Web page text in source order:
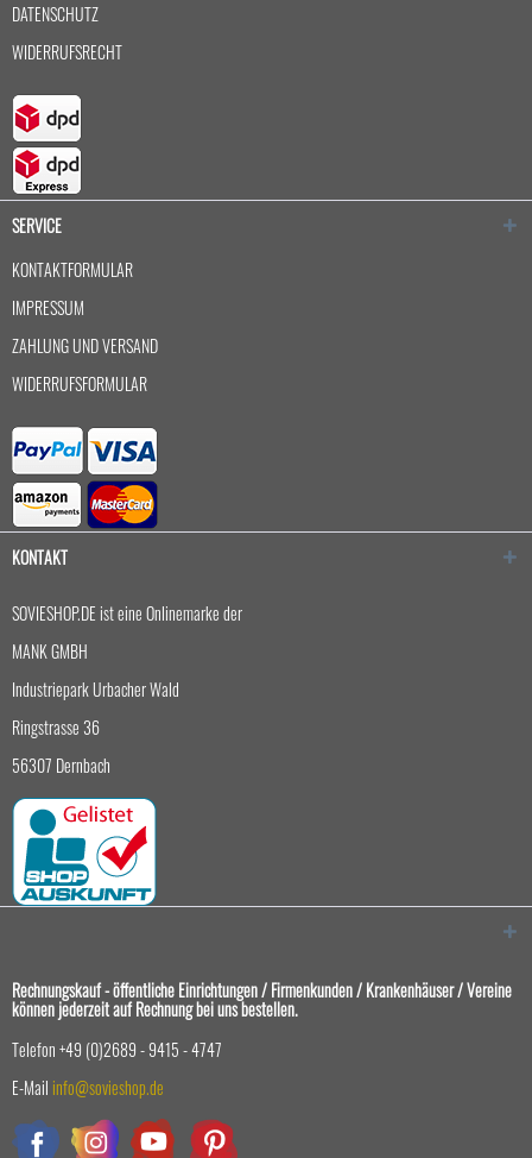
DATENSCHUTZ
WIDERRUFSRECHT
SERVICE
KONTAKTFORMULAR
IMPRESSUM
ZAHLUNG UND VERSAND
WIDERRUFSFORMULAR
KONTAKT
SOVIESHOP.DE ist eine Onlinemarke der
MANK GMBH
Industriepark Urbacher Wald
Ringstrasse 36
56307 Dernbach
Rechnungskauf - öffentliche Einrichtungen / Firmenkunden / Krankenhäuser / Vereine
können jederzeit auf Rechnung bei uns bestellen.
Telefon +49 (0)2689 - 9415 - 4747
E-Mail info@sovieshop.de